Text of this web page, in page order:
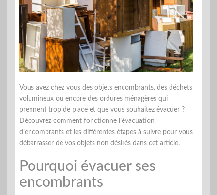
Vous avez chez vous des objets encombrants, des déchets
volumineux ou encore des ordures ménagères qui
prennent trop de place et que vous souhaitez évacuer ?
Découvrez comment fonctionne l’évacuation
d’encombrants et les différentes étapes à suivre pour vous
débarrasser de vos objets non désirés dans cet article.
Pourquoi évacuer ses
encombrants